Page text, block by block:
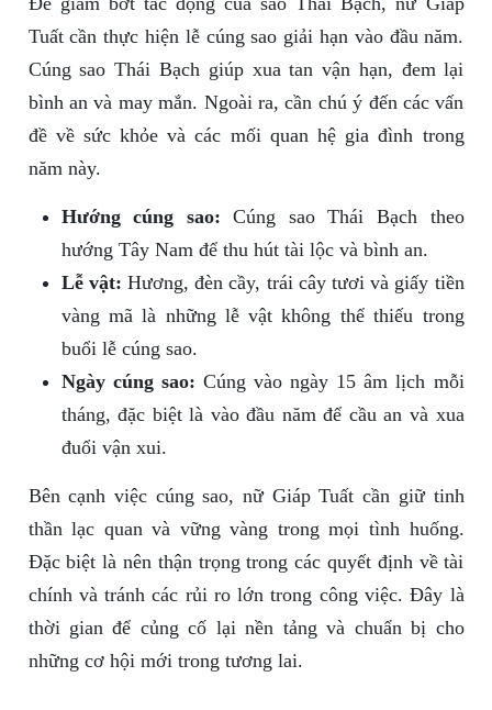
Tuất cần thực hiện lễ cúng sao giải hạn vào đầu năm.
Cúng sao Thái Bạch giúp xua tan vận hạn, đem lại
bình an và may mắn. Ngoài ra, cần chú ý đến các vấn
đề về sức khỏe và các mối quan hệ gia đình trong
năm này.
Hướng cúng sao: Cúng sao Thái Bạch theo
hướng Tây Nam để thu hút tài lộc và bình an.
Lễ vật: Hương, đèn cầy, trái cây tươi và giấy tiền
vàng mã là những lễ vật không thể thiếu trong
buổi lễ cúng sao.
Ngày cúng sao: Cúng vào ngày 15 âm lịch mỗi
tháng, đặc biệt là vào đầu năm để cầu an và xua
đuổi vận xui.
Bên cạnh việc cúng sao, nữ Giáp Tuất cần giữ tinh
thần lạc quan và vững vàng trong mọi tình huống.
Đặc biệt là nên thận trọng trong các quyết định về tài
chính và tránh các rủi ro lớn trong công việc. Đây là
thời gian để củng cố lại nền tảng và chuẩn bị cho
những cơ hội mới trong tương lai.